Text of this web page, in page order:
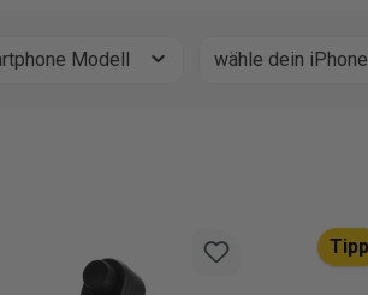
Modell wähle dein iPhone
Tipp